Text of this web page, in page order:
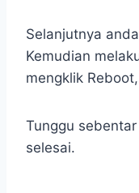
Selanjutnya
Kemudian
mengklik
Tunggu
selesai.